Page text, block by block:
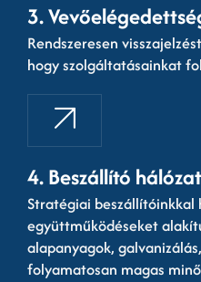
3.
Rendszeresen
hogy szolgáltatásainkat
4. Beszállító
Stratégiai beszállítóinkkal
együttműködéseket
alapanyagok,
folyamatosan magas